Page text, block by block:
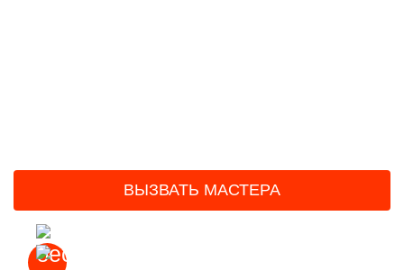
ВЫЗВАТЬ МАСТЕРА